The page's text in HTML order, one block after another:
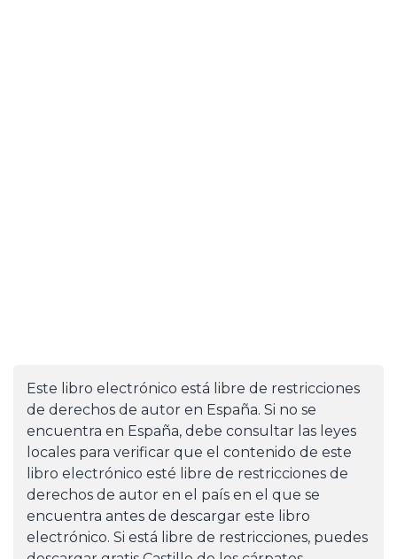
Este libro electrónico está libre de restricciones
de derechos de autor en España. Si no se
encuentra en España, debe consultar las leyes
locales para verificar que el contenido de este
libro electrónico esté libre de restricciones de
derechos de autor en el país en el que se
encuentra antes de descargar este libro
electrónico. Si está libre de restricciones, puedes